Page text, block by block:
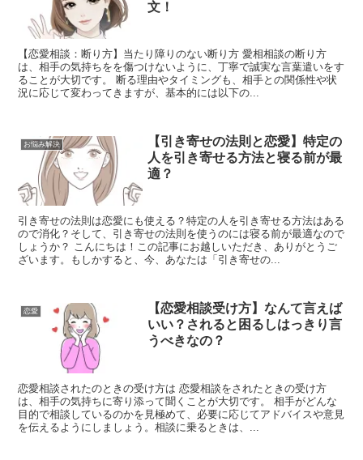
文！
【恋愛相談：断り方】当たり障りのない断り方 愛相相談の断り方
は、相手の気持ちをを傷つけないように、丁寧で誠実な言葉遣いをす
ることが大切です。 断る理由やタイミングも、相手との関係性や状
況に応じて変わってきますが、基本的には以下の...
お悩み解決
【引き寄せの法則と恋愛】特定の
人を引き寄せる方法と寝る前が最
適？
引き寄せの法則は恋愛にも使える？特定の人を引き寄せる方法はある
ので消化？そして、引き寄せの法則を使うのには寝る前が最適なので
しょうか？ こんにちは！この記事にお越しいただき、ありがとうご
ざいます。もしかすると、今、あなたは「引き寄せの...
恋愛
【恋愛相談受け方】なんて言えば
いい？されると困るしはっきり言
うべきなの？
恋愛相談されたのときの受け方は 恋愛相談をされたときの受け方
は、相手の気持ちに寄り添って聞くことが大切です。 相手がどんな
目的で相談しているのかを見極めて、必要に応じてアドバイスや意見
を伝えるようにしましょう。相談に乗るときは、...